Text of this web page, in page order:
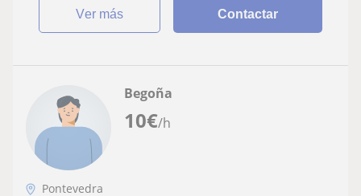
ver más Contactar
10€/h
Begoña
Pontevedra